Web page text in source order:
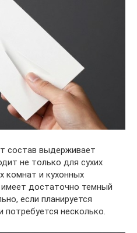
состав выдерживает
не только для сухих
комнат и кухонных
достаточно темный
если планируется
потребуется несколько.